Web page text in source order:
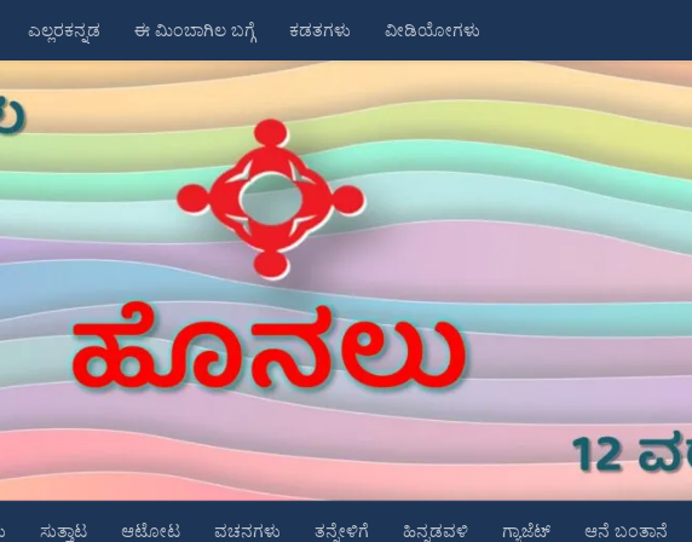
ಎಲ್ಲರಕನ್ನಡ ಈ ಮಿಂಬಾಗಿಲ ಬಗ್ಗೆ ಕಡತಗಳು ವೀಡಿಯೋಗಳು
ಸುತ್ತಾಟ ಆಟೋಟ ವಚನಗಳು ತನ್ನೇಳಿಗೆ ಹಿನ್ನಡವಳಿ ಗ್ಯಾಜೆಟ್ ಆನೆ ಬಂತಾನೆ